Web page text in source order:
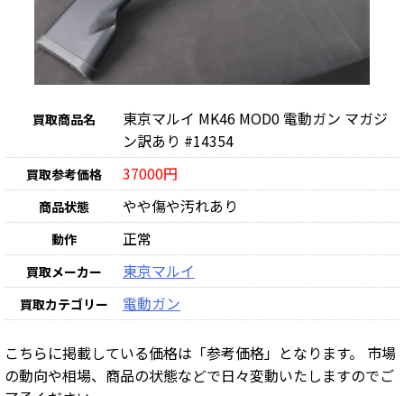
買取商品名
東京マルイ MK46 MOD0 電動ガン マガジ
ン訳あり #14354
買取参考価格 37000円
商品状態 やや傷や汚れあり
動作 正常
買取メーカー 東京マルイ
買取カテゴリー 電動ガン
こちらに掲載している価格は「参考価格」となります。 市場
の動向や相場、商品の状態などで日々変動いたしますのでご